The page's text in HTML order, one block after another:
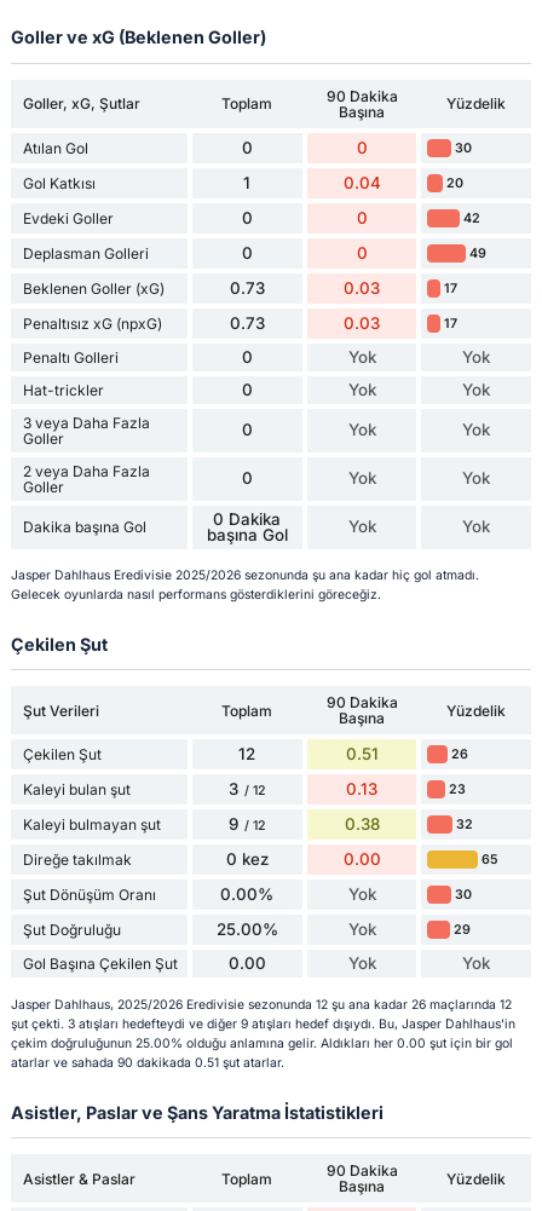
Goller ve xG (Beklenen Goller)
Goller, xG, Şutlar Toplam
90 Dakika
Başına
Yüzdelik
Atılan Gol 0 0 30
Gol Katkısı 1 0.04 20
Evdeki Goller 0 0 42
Deplasman Golleri 0 0 49
Beklenen Goller (xG) 0.73 0.03 17
Penaltısız xG (npxG) 0.73 0.03 17
Penaltı Golleri 0 Yok Yok
Hat-trickler 0 Yok Yok
3 veya Daha Fazla
Goller
0 Yok Yok
2 veya Daha Fazla
Goller
0 Yok Yok
Dakika başına Gol
0 Dakika
başına Gol
Yok Yok
Jasper Dahlhaus Eredivisie 2025/2026 sezonunda şu ana kadar hiç gol atmadı.
Gelecek oyunlarda nasıl performans gösterdiklerini göreceğiz.
Çekilen Şut
Şut Verileri Toplam
90 Dakika
Başına
Yüzdelik
Çekilen Şut 12 0.51 26
Kaleyi bulan şut 3 / 12 0.13 23
Kaleyi bulmayan şut 9 / 12 0.38 32
Direğe takılmak 0 kez 0.00 65
Şut Dönüşüm Oranı 0.00% Yok 30
Şut Doğruluğu 25.00% Yok 29
Gol Başına Çekilen Şut 0.00 Yok Yok
Jasper Dahlhaus, 2025/2026 Eredivisie sezonunda 12 şu ana kadar 26 maçlarında 12
şut çekti. 3 atışları hedefteydi ve diğer 9 atışları hedef dışıydı. Bu, Jasper Dahlhaus'in
çekim doğruluğunun 25.00% olduğu anlamına gelir. Aldıkları her 0.00 şut için bir gol
atarlar ve sahada 90 dakikada 0.51 şut atarlar.
Asistler, Paslar ve Şans Yaratma İstatistikleri
Asistler & Paslar Toplam
90 Dakika
Başına
Yüzdelik